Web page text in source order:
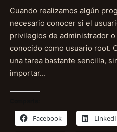
Cuando realizamos algún
necesario conocer si el
privilegios de administrador
conocido como usuario root.
una tarea bastante sencilla,
importar…
Facebook